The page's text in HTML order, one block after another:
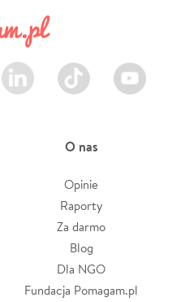
LinkedIn TikTok Youtube
O nas
Opinie
Raporty
Za darmo
Blog
Dla NGO
Fundacja Pomagam.pl